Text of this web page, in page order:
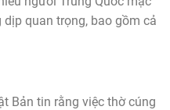
quan trọng, bao gồm cả
Bản tin rằng việc thờ cúng